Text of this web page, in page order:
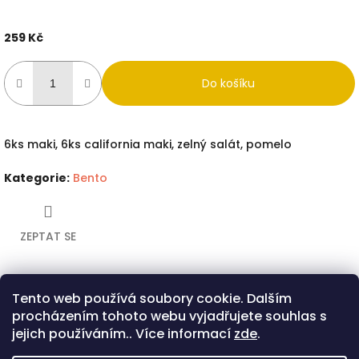
Tento web používá soubory cookie. Dalším
procházením tohoto webu vyjadřujete souhlas s
jejich používáním.. Více informací zde.
259 Kč
cena:
Do košíku
6ks maki, 6ks california maki, zelný salát, pomelo
Kategorie: Bento
ZEPTAT SE
TwitterFacebook
Popis Diskuze